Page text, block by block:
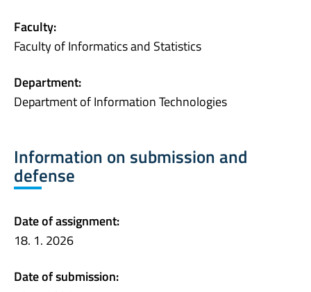
Faculty:
Faculty of Informatics and Statistics
Department:
Department of Information Technologies
Information on submission and
defense
Date of assignment:
18. 1. 2026
Date of submission: